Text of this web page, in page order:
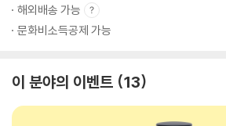
해외배송 가능
문화비소득공제 가능
이 분야의 이벤트 13